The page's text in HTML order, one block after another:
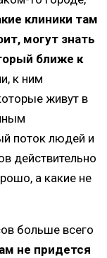
клиники там
могут знать
ближе к
к ним
живут в
поток людей и
действительно
а какие не
больше всего
не придется